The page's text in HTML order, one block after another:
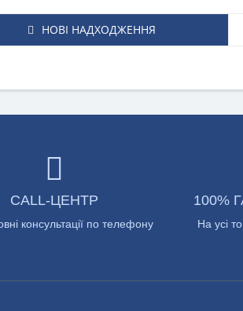
НОВІ НАДХОДЖЕННЯ
CALL-ЦЕНТР
консультації по телефону
100%
На усі